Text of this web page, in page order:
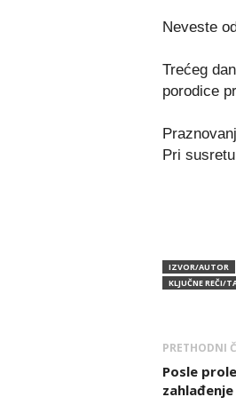
Neveste
Trećeg
porodice
Pri
IZVOR/AUTOR
KLJUČNE REČI/
PRETHODNI
Posle